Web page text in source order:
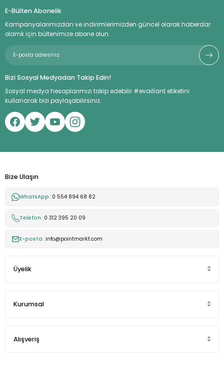
E-Bülten Abonelik
Kampanyalarımızdan ve indirimlerimizden güncel olarak haberdar
olamk için bültenimize abone olun.
Bizi Sosyal Medyadan Takip Edin!
Sosyal medya hesaplarımızı takip edebilir #evaillant etiketini
kullanarak bizi paylaşabilirsiniz.
Üyelik
Kurumsal
Alışveriş
Bize Ulaşın
WhatsApp :0 554 894 68 82
Telefon :0 312 395 20 09
E-posta :info@pointmarkt.com